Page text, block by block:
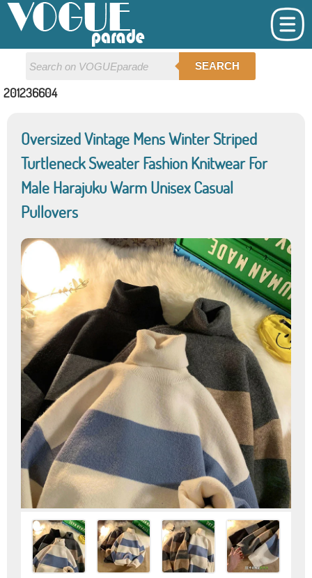
SEARCH
201236604
Oversized Vintage Mens Winter Striped
Turtleneck Sweater Fashion Knitwear For
Male Harajuku Warm Unisex Casual
Pullovers